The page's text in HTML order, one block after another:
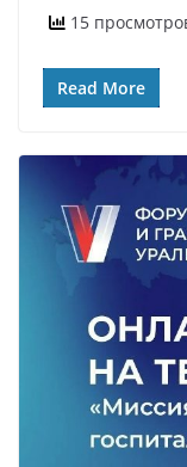
15
Read More